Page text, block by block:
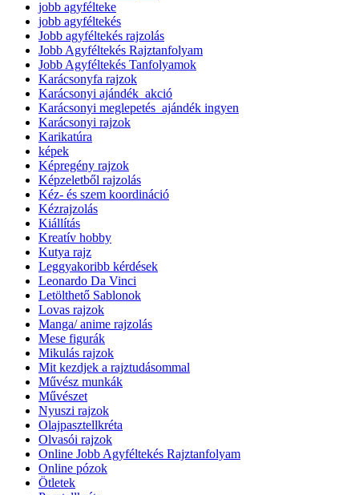
jobb agyfélteke
jobb agyféltekés
Jobb agyféltekés rajzolás
Jobb Agyféltekés Rajztanfolyam
Jobb Agyféltekés Tanfolyamok
Karácsonyfa rajzok
Karácsonyi ajándék_akció
Karácsonyi meglepetés_ajándék ingyen
Karácsonyi rajzok
Karikatúra
képek
Képregény rajzok
Képzeletből rajzolás
Kéz- és szem koordináció
Kézrajzolás
Kiállítás
Kreatív hobby
Kutya rajz
Leggyakoribb kérdések
Leonardo Da Vinci
Letölthető Sablonok
Lovas rajzok
Manga/ anime rajzolás
Mese figurák
Mikulás rajzok
Mit kezdjek a rajztudásommal
Művész munkák
Művészet
Nyuszi rajzok
Olajpasztellkréta
Olvasói rajzok
Online Jobb Agyféltekés Rajztanfolyam
Online pózok
Ötletek